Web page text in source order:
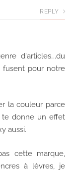
REPLY
d'articles….du
fusent pour notre
la couleur parce
te donne un effet
aussi.
cette marque,
à lèvres, je